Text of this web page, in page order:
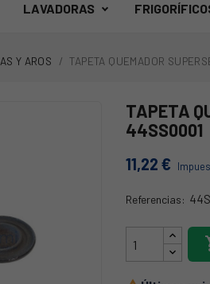
LAVADORAS
Y AROS TAPETA QUEMADOR
TAPETA
44SS0001
11,22 €
Referencias:
44SS0001